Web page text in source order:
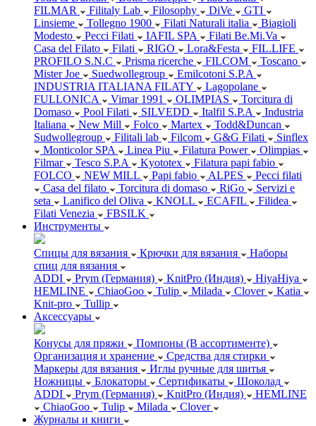
FILMAR
Filitaly Lab Filosophy DiVe
GTI
Linsieme
Tollegno 1900 Filati Naturali italia
Biagioli
Modesto
Pecci Filati IAFIL SPA
Filati Be.Mi.Va
Casa del Filato
Filati RIGO Lora&Festa
FIL.LIFE
PROFILO S.N.C
Prisma ricerche FILCOM
Toscano
Mister Joe
Suedwollegroup
Emilcotoni S.P.A
INDUSTRIA ITALIANA FILATY
Lagopolane
FULLONICA
Vimar 1991 OLIMPIAS
Torcitura di
Domaso
Pool Filati SILVEDD Italfil S.P.A
Industria
Italiana
New Mill Folco Martex
Todd&Duncan
Sudwollegroup
Filitali lab Filcom G&G Filati
Sinflex
Monticolor SPA
Linea Piu Filatura Power
Olimpias
Filmar
Tesco S.P.A Kyototex
Filatura papi fabio
FOLCO
NEW MILL Papi fabio ALPES
Pecci filati
Casa del filato
Torcitura di domaso RiGo
Servizi e
seta
Lanifico del Oliva KNOLL ECAFIL
Filidea
Filati Venezia
FBSILK
Инструменты
Спицы для вязания Крючки для вязания
Наборы
спиц для вязания
ADDI
Prym (Германия) KnitPro (Индия)
HiyaHiya
HEMLINE
ChiaoGoo Tulip Milada Clover
Katia
Knit-pro
Tullip
Аксессуары
Конусы для пряжи
Помпоны (В ассортименте)
Организация и хранение
Средства для стирки
Маркеры для вязания
Иглы ручные для шитья
Ножницы
Блокаторы Сертификаты
Шоколад
ADDI
Prym (Германия) KnitPro (Индия)
HEMLINE
ChiaoGoo
Tulip Milada
Clover
Журналы и книги